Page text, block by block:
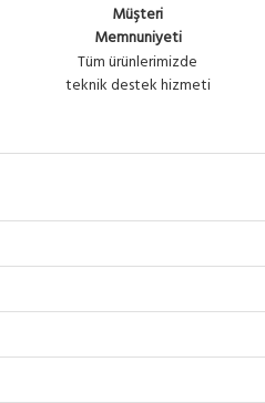
Müşteri
Memnuniyeti
Tüm ürünlerimizde
teknik destek hizmeti